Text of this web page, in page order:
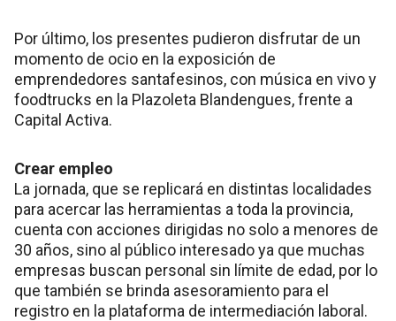
Por último, los presentes pudieron disfrutar de un
momento de ocio en la exposición de
emprendedores santafesinos, con música en vivo y
foodtrucks en la Plazoleta Blandengues, frente a
Capital Activa.
Crear empleo
La jornada, que se replicará en distintas localidades
para acercar las herramientas a toda la provincia,
cuenta con acciones dirigidas no solo a menores de
30 años, sino al público interesado ya que muchas
empresas buscan personal sin límite de edad, por lo
que también se brinda asesoramiento para el
registro en la plataforma de intermediación laboral.